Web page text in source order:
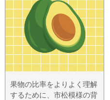
果物の比率をよりよく理解
するために、市松模様の背